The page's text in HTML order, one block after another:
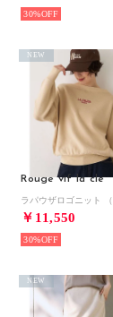
30%
Rouge vif la cle
￥11,550
NEW
30%
NEW